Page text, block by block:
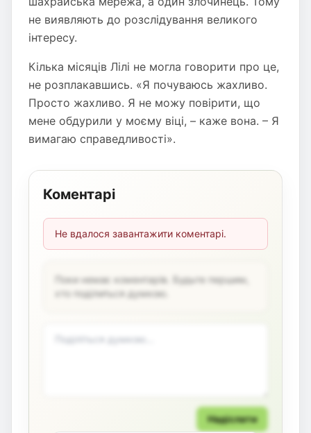
не виявляють до розслідування великого
інтересу.
Кілька місяців Лілі не могла говорити про це,
не розплакавшись. «Я почуваюсь жахливо.
Просто жахливо. Я не можу повірити, що
мене обдурили у моєму віці, – каже вона. – Я
вимагаю справедливості».
Коментарі
Не вдалося завантажити коментарі.
Поки немає коментарів. Будьте першим,
хто поділиться думкою.
Надіслати